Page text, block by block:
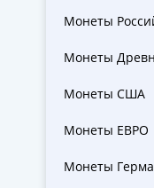
Монеты
Монеты
Монеты США
Монеты ЕВРО
Монеты